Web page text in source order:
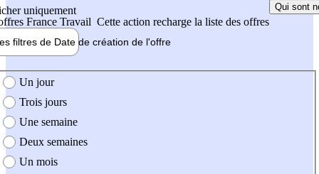
uniquement
France Travail Cette action recharge la liste des offres
Qui sont
filtres de Date de création de l'offre
création de l'offre
Un jour
Trois jours
Une semaine
Deux semaines
Un mois